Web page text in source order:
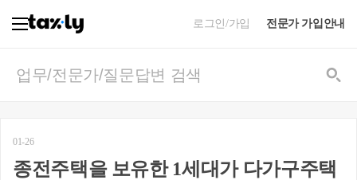
로그인/가입 전문가 가입안내
01-26
종전주택을 보유한 1세대가 다가구주택